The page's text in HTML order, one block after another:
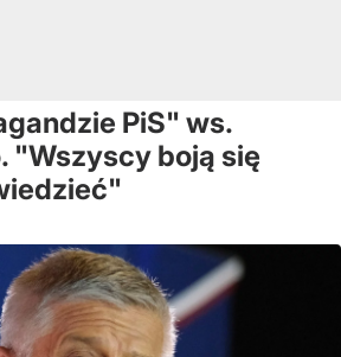
PiS" ws.
"Wszyscy boją się